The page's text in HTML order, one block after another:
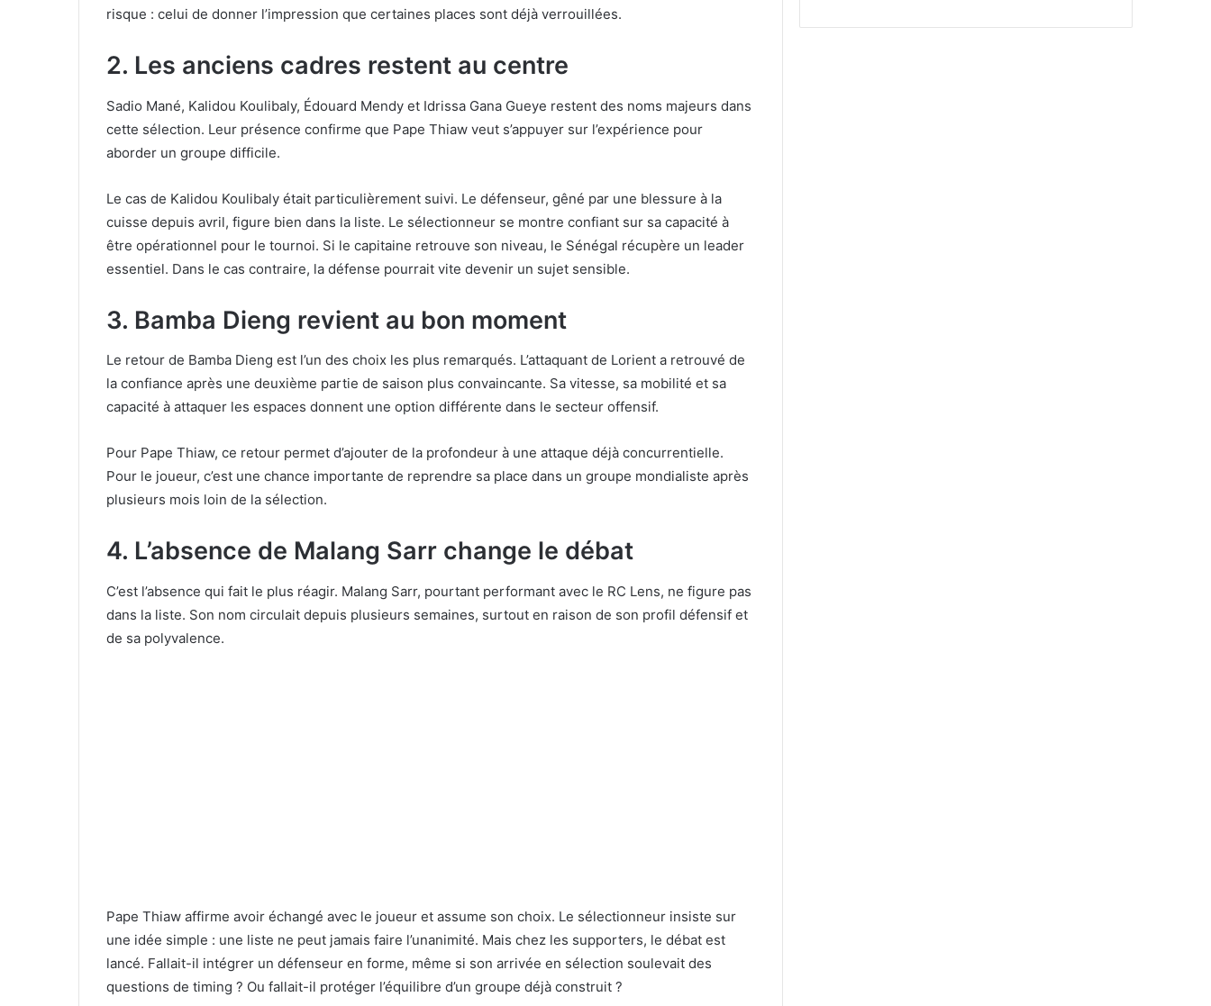
risque : celui de donner l’impression que certaines places sont déjà verrouillées.
2. Les anciens cadres restent au centre
Sadio Mané, Kalidou Koulibaly, Édouard Mendy et Idrissa Gana Gueye restent des noms majeurs dans
cette sélection. Leur présence confirme que Pape Thiaw veut s’appuyer sur l’expérience pour
aborder un groupe difficile.
Le cas de Kalidou Koulibaly était particulièrement suivi. Le défenseur, gêné par une blessure à la
cuisse depuis avril, figure bien dans la liste. Le sélectionneur se montre confiant sur sa capacité à
être opérationnel pour le tournoi. Si le capitaine retrouve son niveau, le Sénégal récupère un leader
essentiel. Dans le cas contraire, la défense pourrait vite devenir un sujet sensible.
3. Bamba Dieng revient au bon moment
Le retour de Bamba Dieng est l’un des choix les plus remarqués. L’attaquant de Lorient a retrouvé de
la confiance après une deuxième partie de saison plus convaincante. Sa vitesse, sa mobilité et sa
capacité à attaquer les espaces donnent une option différente dans le secteur offensif.
Pour Pape Thiaw, ce retour permet d’ajouter de la profondeur à une attaque déjà concurrentielle.
Pour le joueur, c’est une chance importante de reprendre sa place dans un groupe mondialiste après
plusieurs mois loin de la sélection.
4. L’absence de Malang Sarr change le débat
C’est l’absence qui fait le plus réagir. Malang Sarr, pourtant performant avec le RC Lens, ne figure pas
dans la liste. Son nom circulait depuis plusieurs semaines, surtout en raison de son profil défensif et
de sa polyvalence.
Pape Thiaw affirme avoir échangé avec le joueur et assume son choix. Le sélectionneur insiste sur
une idée simple : une liste ne peut jamais faire l’unanimité. Mais chez les supporters, le débat est
lancé. Fallait-il intégrer un défenseur en forme, même si son arrivée en sélection soulevait des
questions de timing ? Ou fallait-il protéger l’équilibre d’un groupe déjà construit ?